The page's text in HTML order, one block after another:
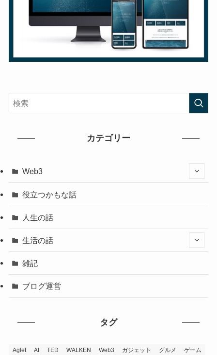
カテゴリー
Web3
役立つかもな話
人生の話
生活の話
雑記
ブログ運営
タグ
Aglet AI TED WALKEN Web3 ガジェット グルメ ゲーム